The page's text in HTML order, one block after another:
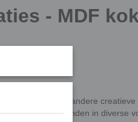
- MDF
of andere
ondergronden in diverse